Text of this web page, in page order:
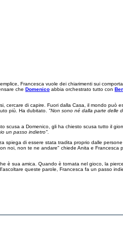
Francesca vuole dei chiarimenti sui
che Domenico abbia orchestrato tutto con
di capire. Fuori dalla Casa, il mondo può
più. Ha dubitato. "Non sono né dalla parte delle
a Domenico, gli ha chiesto scusa tutto il
un passo indietro".
spiega di essere stata tradita proprio dalle
noi, non te ne andare" chiede Anita e Francesca
è sua amica. Quando è tornata nel gioco, la
queste parole, Francesca fa un passo